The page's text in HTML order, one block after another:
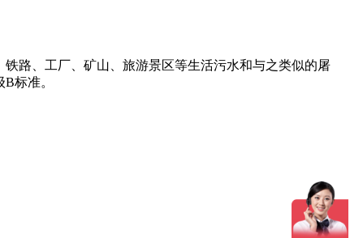
路、工厂、矿山、旅游景区等生活污水和与之类似的屠
标准。